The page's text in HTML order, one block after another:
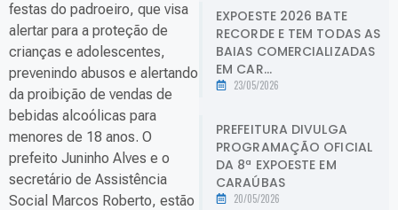
festas do padroeiro, que visa
alertar para a proteção de
crianças e adolescentes,
prevenindo abusos e alertando
da proibição de vendas de
bebidas alcoólicas para
menores de 18 anos. O
prefeito Juninho Alves e o
secretário de Assistência
Social Marcos Roberto, estão
EXPOESTE 2026 BATE
RECORDE E TEM TODAS AS
BAIAS COMERCIALIZADAS
EM CAR...
23/05/2026
PREFEITURA DIVULGA
PROGRAMAÇÃO OFICIAL
DA 8ª EXPOESTE EM
CARAÚBAS
20/05/2026